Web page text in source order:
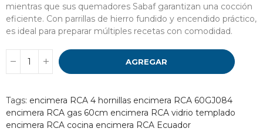
mientras que sus quemadores Sabaf garantizan una cocción
eficiente. Con parrillas de hierro fundido y encendido práctico,
es ideal para preparar múltiples recetas con comodidad.
AGREGAR
Tags: encimera RCA 4 hornillas encimera RCA 60GJ084
encimera RCA gas 60cm encimera RCA vidrio templado
encimera RCA cocina encimera RCA Ecuador